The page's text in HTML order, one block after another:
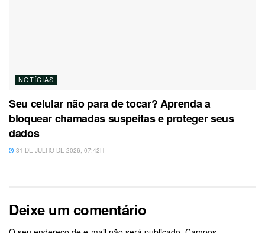
NOTÍCIAS
Seu celular não para de tocar? Aprenda a
bloquear chamadas suspeitas e proteger seus
dados
31 DE JULHO DE 2026, 07:42H
Deixe um comentário